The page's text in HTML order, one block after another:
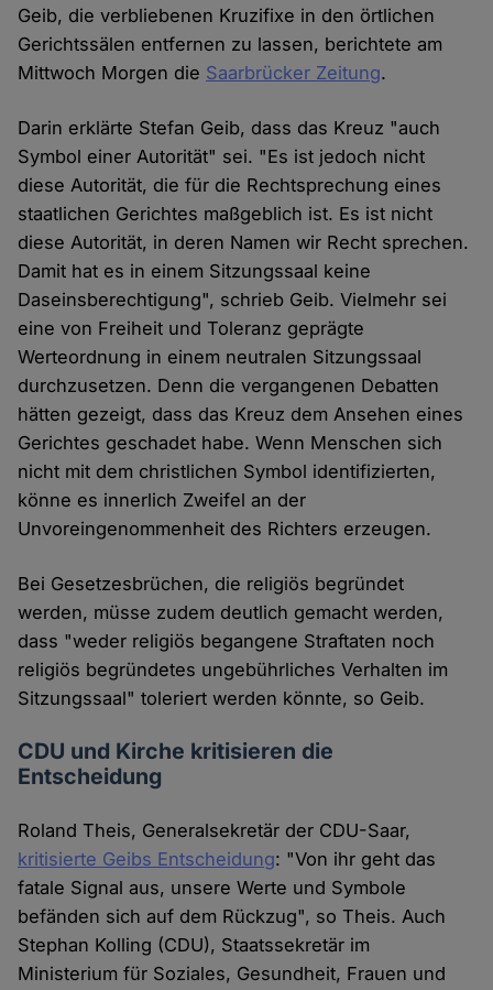
Geib, die verbliebenen Kruzifixe in den örtlichen
Gerichtssälen entfernen zu lassen, berichtete am
Mittwoch Morgen die Saarbrücker Zeitung.
Darin erklärte Stefan Geib, dass das Kreuz "auch
Symbol einer Autorität" sei. "Es ist jedoch nicht
diese Autorität, die für die Rechtsprechung eines
staatlichen Gerichtes maßgeblich ist. Es ist nicht
diese Autorität, in deren Namen wir Recht sprechen.
Damit hat es in einem Sitzungssaal keine
Daseinsberechtigung", schrieb Geib. Vielmehr sei
eine von Freiheit und Toleranz geprägte
Werteordnung in einem neutralen Sitzungssaal
durchzusetzen. Denn die vergangenen Debatten
hätten gezeigt, dass das Kreuz dem Ansehen eines
Gerichtes geschadet habe. Wenn Menschen sich
nicht mit dem christlichen Symbol identifizierten,
könne es innerlich Zweifel an der
Unvoreingenommenheit des Richters erzeugen.
Bei Gesetzesbrüchen, die religiös begründet
werden, müsse zudem deutlich gemacht werden,
dass "weder religiös begangene Straftaten noch
religiös begründetes ungebührliches Verhalten im
Sitzungssaal" toleriert werden könnte, so Geib.
CDU und Kirche kritisieren die
Entscheidung
Roland Theis, Generalsekretär der CDU-Saar,
kritisierte Geibs Entscheidung: "Von ihr geht das
fatale Signal aus, unsere Werte und Symbole
befänden sich auf dem Rückzug", so Theis. Auch
Stephan Kolling (CDU), Staatssekretär im
Ministerium für Soziales, Gesundheit, Frauen und